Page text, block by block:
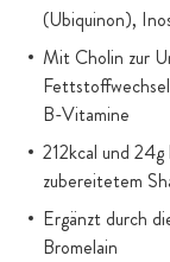
(Ubiquinon),
Mit Cholin zur
B-Vitamine
212kcal und
zubereitetem
Ergänzt durch
Bromelain